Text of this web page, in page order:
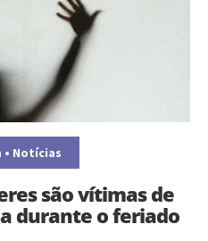
• Notícias
são vítimas de
durante o feriado